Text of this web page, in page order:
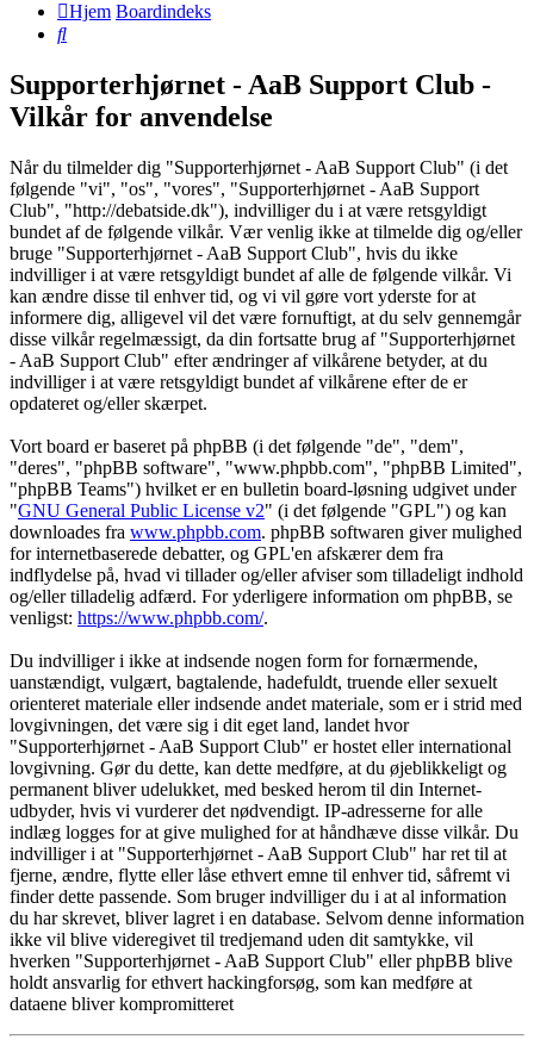
Hjem Boardindeks
Søg
Supporterhjørnet - AaB Support Club -
Vilkår for anvendelse
Når du tilmelder dig "Supporterhjørnet - AaB Support Club" (i det
følgende "vi", "os", "vores", "Supporterhjørnet - AaB Support
Club", "http://debatside.dk"), indvilliger du i at være retsgyldigt
bundet af de følgende vilkår. Vær venlig ikke at tilmelde dig og/eller
bruge "Supporterhjørnet - AaB Support Club", hvis du ikke
indvilliger i at være retsgyldigt bundet af alle de følgende vilkår. Vi
kan ændre disse til enhver tid, og vi vil gøre vort yderste for at
informere dig, alligevel vil det være fornuftigt, at du selv gennemgår
disse vilkår regelmæssigt, da din fortsatte brug af "Supporterhjørnet
- AaB Support Club" efter ændringer af vilkårene betyder, at du
indvilliger i at være retsgyldigt bundet af vilkårene efter de er
opdateret og/eller skærpet.
Vort board er baseret på phpBB (i det følgende "de", "dem",
"deres", "phpBB software", "www.phpbb.com", "phpBB Limited",
"phpBB Teams") hvilket er en bulletin board-løsning udgivet under
"GNU General Public License v2" (i det følgende "GPL") og kan
downloades fra www.phpbb.com. phpBB softwaren giver mulighed
for internetbaserede debatter, og GPL'en afskærer dem fra
indflydelse på, hvad vi tillader og/eller afviser som tilladeligt indhold
og/eller tilladelig adfærd. For yderligere information om phpBB, se
venligst: https://www.phpbb.com/.
Du indvilliger i ikke at indsende nogen form for fornærmende,
uanstændigt, vulgært, bagtalende, hadefuldt, truende eller sexuelt
orienteret materiale eller indsende andet materiale, som er i strid med
lovgivningen, det være sig i dit eget land, landet hvor
"Supporterhjørnet - AaB Support Club" er hostet eller international
lovgivning. Gør du dette, kan dette medføre, at du øjeblikkeligt og
permanent bliver udelukket, med besked herom til din Internet-
udbyder, hvis vi vurderer det nødvendigt. IP-adresserne for alle
indlæg logges for at give mulighed for at håndhæve disse vilkår. Du
indvilliger i at "Supporterhjørnet - AaB Support Club" har ret til at
fjerne, ændre, flytte eller låse ethvert emne til enhver tid, såfremt vi
finder dette passende. Som bruger indvilliger du i at al information
du har skrevet, bliver lagret i en database. Selvom denne information
ikke vil blive videregivet til tredjemand uden dit samtykke, vil
hverken "Supporterhjørnet - AaB Support Club" eller phpBB blive
holdt ansvarlig for ethvert hackingforsøg, som kan medføre at
dataene bliver kompromitteret